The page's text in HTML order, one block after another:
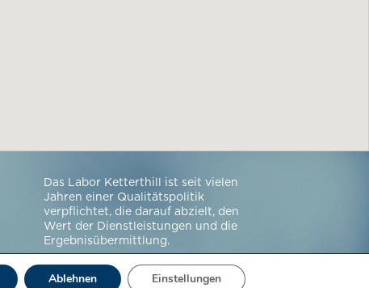
Das Labor Ketterthill ist seit vielen
Jahren einer Qualitätspolitik
verpflichtet, die darauf abzielt, den
Wert der Dienstleistungen und die
Ergebnisübermittlung.
Ablehnen Einstellungen